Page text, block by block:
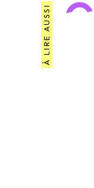
À LIRE AUSSI